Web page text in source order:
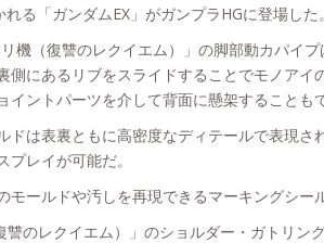
る「ガンダムEX」がガンプラHGに登場した。
機（復讐のレクイエム）」の脚部動カパイ
側にあるリブをスライドすることでモノアイ
イントパーツを介して背面に懸架することも
ドは表裏ともに高密度なディテールで表現さ
レイが可能だ。
モールドや汚しを再現できるマーキングシー
讐のレクイエム）」のショルダー・ガトリ